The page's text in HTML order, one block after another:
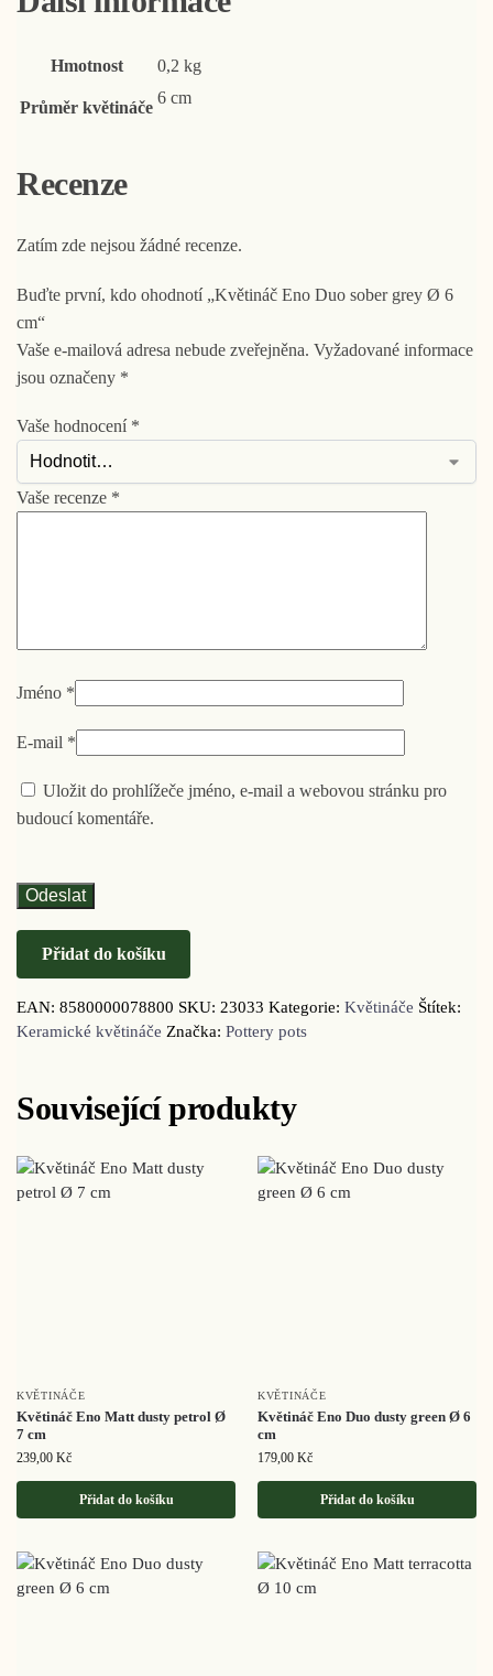
Hmotnost 0,2 kg
Průměr květináče
6 cm
Recenze
Zatím zde nejsou žádné recenze.
Buďte první, kdo ohodnotí „Květináč Eno Duo sober grey Ø 6
cm“
Vaše e-mailová adresa nebude zveřejněna. Vyžadované informace
jsou označeny *
Vaše hodnocení *
Vaše recenze *
Jméno *
E-mail *
Uložit do prohlížeče jméno, e-mail a webovou stránku pro
budoucí komentáře.
Přidat do košíku
EAN: 8580000078800 SKU: 23033 Kategorie: Květináče Štítek:
Keramické květináče Značka: Pottery pots
Související produkty
KVĚTINÁČE
Květináč Eno Matt dusty petrol Ø
7 cm
239,00 Kč
Přidat do košíku
KVĚTINÁČE
Květináč Eno Duo dusty green Ø 6
cm
179,00 Kč
Přidat do košíku